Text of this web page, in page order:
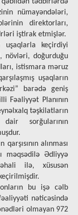
nümayəndələri,
direktorları,
iştirak etmişlər.
uşaqlarla keçirdiyi
növləri, doğurduğu
istismara məruz
uşaqların
barədə geniş
Fəaliyyət Planının
təşkilatların
sorğularının
alınması
məqsədilə Ədliyyə
ilə, xüsusən
bu işə cəlb
nəticəsində
olmayan 972